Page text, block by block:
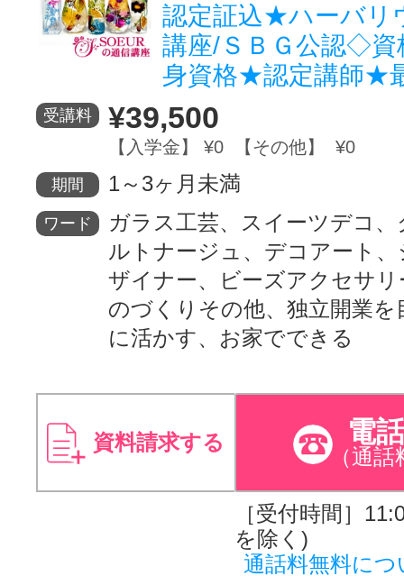
認定証込★ハーバ
講座/ＳＢＧ公認◇
身資格★認定講師★
受講料 ¥39,500
【入学金】 ¥0 【その他】 ¥0
期間 1～3ヶ月未満
ワード
ガラス工芸、スイーツデコ
ルトナージュ、デコアート
ザイナー、ビーズアクセサリ
のづくりその他、独立開業を
に活かす、お家でできる
資料請求する 電
（通話
［受付時間］
を除く)
通話料無料につ